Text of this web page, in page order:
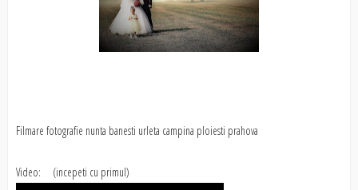
Filmare fotografie nunta banesti urleta campina ploiesti prahova
Video: (incepeti cu primul)